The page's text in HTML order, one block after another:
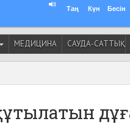
Таң Күн Бесін
МЕДИЦИНА САУДА-САТТЫҚ